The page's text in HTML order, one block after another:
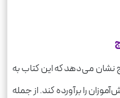
نشان می‌دهد که این کتاب به
را برآورده کند. از جمله